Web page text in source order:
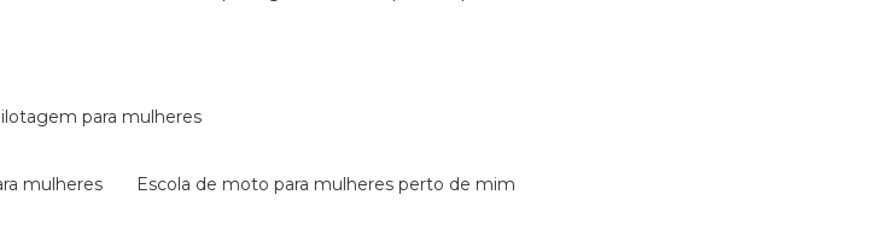
para mulheres
mulheres escola de moto para mulheres perto de mim